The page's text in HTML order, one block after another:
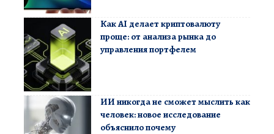
Как AI делает криптовалюту
проще: от анализа рынка до
управления портфелем
ИИ никогда не сможет мыслить как
человек: новое исследование
объяснило почему